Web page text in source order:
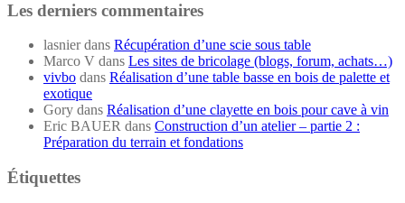
Les derniers commentaires
lasnierdans Récupération d’une scie sous table
Marco V dans Les sites de bricolage (blogs, forum, achats…)
vivbo dans Réalisation d’une table basse en bois de palette et
exotique
Gory dans Réalisation d’une clayette en bois pour cave à vin
Eric BAUER dans Construction d’un atelier – partie 2 :
Préparation du terrain et fondations
Étiquettes